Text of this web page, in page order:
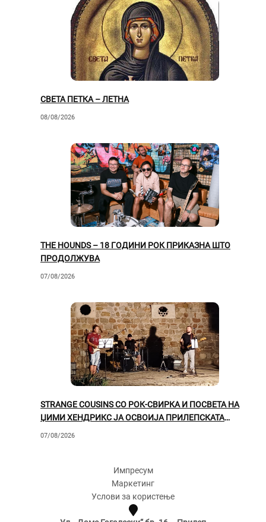
СВЕТА ПЕТКА – ЛЕТНА
08/08/2026
THE HOUNDS – 18 ГОДИНИ РОК ПРИКАЗНА ШТО
ПРОДОЛЖУВА
07/08/2026
STRANGE COUSINS СО РОК-СВИРКА И ПОСВЕТА НА
ЏИМИ ХЕНДРИКС ЈА ОСВОИЈА ПРИЛЕПСКАТА
07/08/2026
Импресум
Маркетинг
Услови за користење